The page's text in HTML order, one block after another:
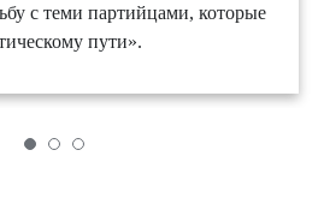
с теми партийцами, которые
пути».